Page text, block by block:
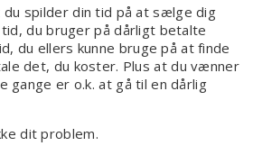
spilder din tid på at sælge dig
du bruger på dårligt betalte
du ellers kunne bruge på at finde
det, du koster. Plus at du vænner
gange er o.k. at gå til en dårlig
dit problem.